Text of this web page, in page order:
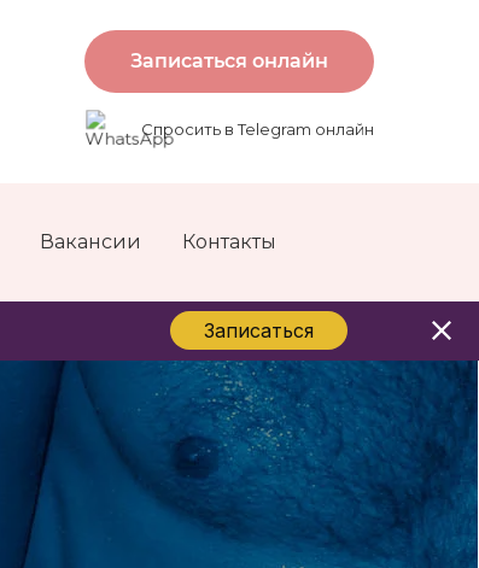
Записаться онлайн
Спросить в Telegram онлайн
Вакансии Контакты
Записаться